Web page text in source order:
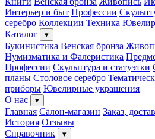
Интерьер и быт Профессии
серебро Коллекции Техника
Каталог
▾
Букинистика Венская бронза
Нумизматика и Фалеристика
Профессии Скульптура и статуэтки
планы Столовое серебро
приборы Ювелирные украшения
О нас
▾
Главная Салон-магазин Заказ,
История Отзывы
Справочник
▾